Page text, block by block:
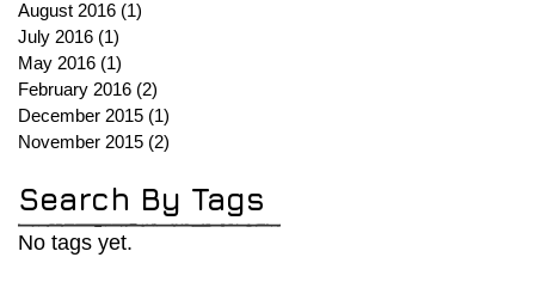
August 2016 (1)
July 2016 (1)
May 2016 (1)
February 2016 (2)
December 2015 (1)
November 2015 (2)
Search By Tags
No tags yet.